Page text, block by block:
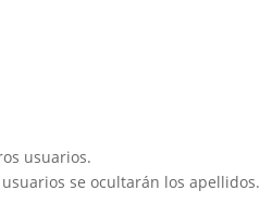
usuarios.
se ocultarán los apellidos.